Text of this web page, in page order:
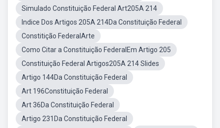
Simulado Constituição Federal Art205A 214
Indice Dos Artigos 205A 214Da Constituição Federal
Constitição FederalArte
Como Citar a Constituição FederalEm Artigo 205
Constituição Federal Artigos205A 214 Slides
Artigo 144Da Constituição Federal
Art 196Constituição Federal
Art 36Da Constituição Federal
Artigo 231Da Constituição Federal